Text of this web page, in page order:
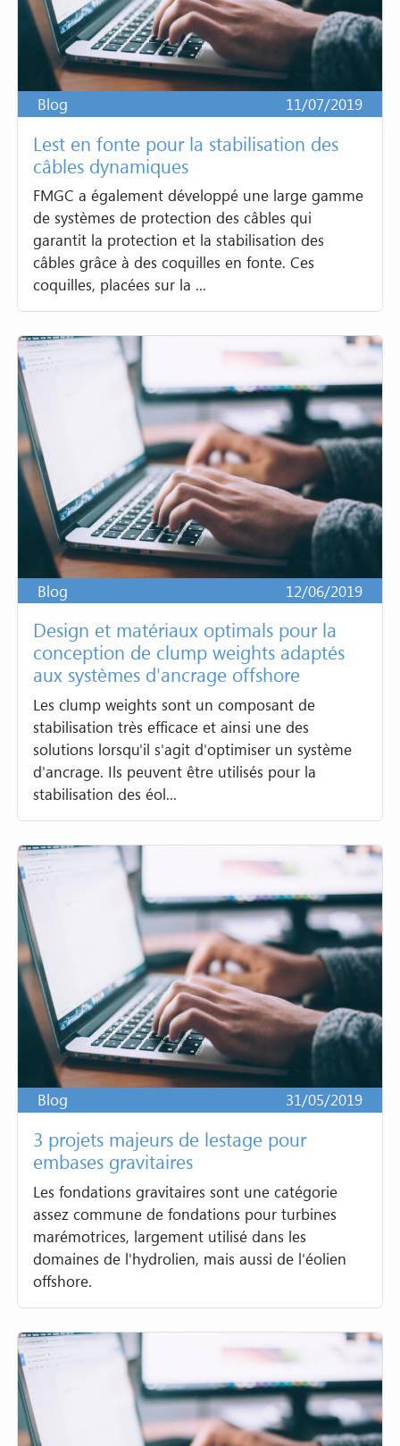
Blog 11/07/2019
Lest en fonte pour la stabilisation des
câbles dynamiques
FMGC a également développé une large gamme
de systèmes de protection des câbles qui
garantit la protection et la stabilisation des
câbles grâce à des coquilles en fonte. Ces
coquilles, placées sur la ...
Blog 12/06/2019
Design et matériaux optimals pour la
conception de clump weights adaptés
aux systèmes d'ancrage offshore
Les clump weights sont un composant de
stabilisation très efficace et ainsi une des
solutions lorsqu'il s'agit d'optimiser un système
d'ancrage. Ils peuvent être utilisés pour la
stabilisation des éol...
Blog 31/05/2019
3 projets majeurs de lestage pour
embases gravitaires
Les fondations gravitaires sont une catégorie
assez commune de fondations pour turbines
marémotrices, largement utilisé dans les
domaines de l'hydrolien, mais aussi de l'éolien
offshore.